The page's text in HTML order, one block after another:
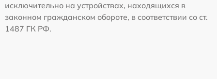
исключительно на устройствах, находящихся в
законном гражданском обороте, в соответствии со ст.
1487 ГК РФ.